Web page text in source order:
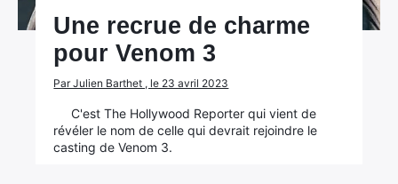
Une recrue de charme
pour Venom 3
Par Julien Barthet , le 23 avril 2023
C'est The Hollywood Reporter qui vient de
révéler le nom de celle qui devrait rejoindre le
casting de Venom 3.